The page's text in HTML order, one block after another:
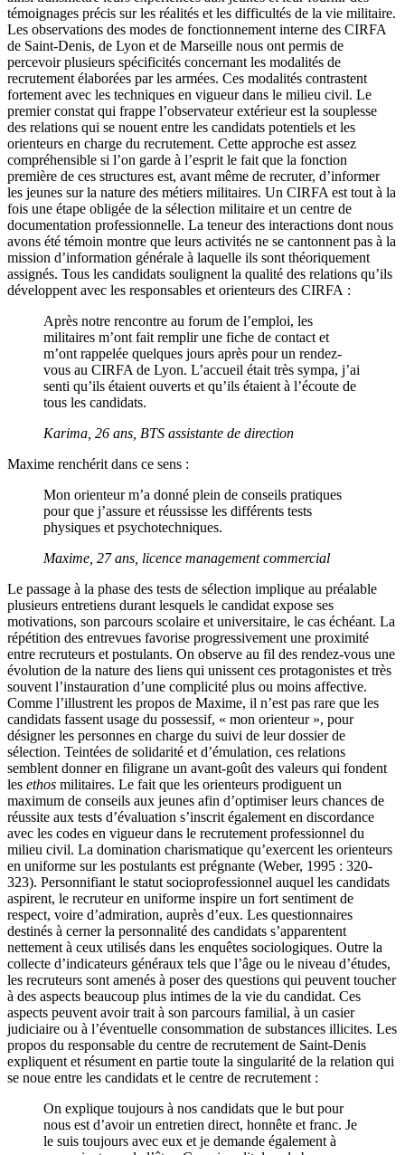
témoignages précis sur les réalités et les difficultés de la vie militaire.
Les observations des modes de fonctionnement interne des CIRFA
de Saint-Denis, de Lyon et de Marseille nous ont permis de
percevoir plusieurs spécificités concernant les modalités de
recrutement élaborées par les armées. Ces modalités contrastent
fortement avec les techniques en vigueur dans le milieu civil. Le
premier constat qui frappe l’observateur extérieur est la souplesse
des relations qui se nouent entre les candidats potentiels et les
orienteurs en charge du recrutement. Cette approche est assez
compréhensible si l’on garde à l’esprit le fait que la fonction
première de ces structures est, avant même de recruter, d’informer
les jeunes sur la nature des métiers militaires. Un CIRFA est tout à la
fois une étape obligée de la sélection militaire et un centre de
documentation professionnelle. La teneur des interactions dont nous
avons été témoin montre que leurs activités ne se cantonnent pas à la
mission d’information générale à laquelle ils sont théoriquement
assignés. Tous les candidats soulignent la qualité des relations qu’ils
développent avec les responsables et orienteurs des CIRFA :
Après notre rencontre au forum de l’emploi, les
militaires m’ont fait remplir une fiche de contact et
m’ont rappelée quelques jours après pour un rendez-
vous au CIRFA de Lyon. L’accueil était très sympa, j’ai
senti qu’ils étaient ouverts et qu’ils étaient à l’écoute de
tous les candidats.
Karima, 26 ans, BTS assistante de direction
Maxime renchérit dans ce sens :
Mon orienteur m’a donné plein de conseils pratiques
pour que j’assure et réussisse les différents tests
physiques et psychotechniques.
Maxime, 27 ans, licence management commercial
Le passage à la phase des tests de sélection implique au préalable
plusieurs entretiens durant lesquels le candidat expose ses
motivations, son parcours scolaire et universitaire, le cas échéant. La
répétition des entrevues favorise progressivement une proximité
entre recruteurs et postulants. On observe au fil des rendez-vous une
évolution de la nature des liens qui unissent ces protagonistes et très
souvent l’instauration d’une complicité plus ou moins affective.
Comme l’illustrent les propos de Maxime, il n’est pas rare que les
candidats fassent usage du possessif, « mon orienteur », pour
désigner les personnes en charge du suivi de leur dossier de
sélection. Teintées de solidarité et d’émulation, ces relations
semblent donner en filigrane un avant-goût des valeurs qui fondent
les ethos militaires. Le fait que les orienteurs prodiguent un
maximum de conseils aux jeunes afin d’optimiser leurs chances de
réussite aux tests d’évaluation s’inscrit également en discordance
avec les codes en vigueur dans le recrutement professionnel du
milieu civil. La domination charismatique qu’exercent les orienteurs
en uniforme sur les postulants est prégnante (Weber, 1995 : 320-
323). Personnifiant le statut socioprofessionnel auquel les candidats
aspirent, le recruteur en uniforme inspire un fort sentiment de
respect, voire d’admiration, auprès d’eux. Les questionnaires
destinés à cerner la personnalité des candidats s’apparentent
nettement à ceux utilisés dans les enquêtes sociologiques. Outre la
collecte d’indicateurs généraux tels que l’âge ou le niveau d’études,
les recruteurs sont amenés à poser des questions qui peuvent toucher
à des aspects beaucoup plus intimes de la vie du candidat. Ces
aspects peuvent avoir trait à son parcours familial, à un casier
judiciaire ou à l’éventuelle consommation de substances illicites. Les
propos du responsable du centre de recrutement de Saint-Denis
expliquent et résument en partie toute la singularité de la relation qui
se noue entre les candidats et le centre de recrutement :
On explique toujours à nos candidats que le but pour
nous est d’avoir un entretien direct, honnête et franc. Je
le suis toujours avec eux et je demande également à